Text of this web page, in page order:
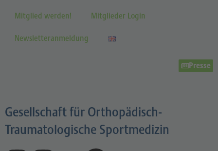
Mitglied werden! Mitglieder Login
Newsletteranmeldung
Presse
Gesellschaft für Orthopädisch-
Traumatologische Sportmedizin